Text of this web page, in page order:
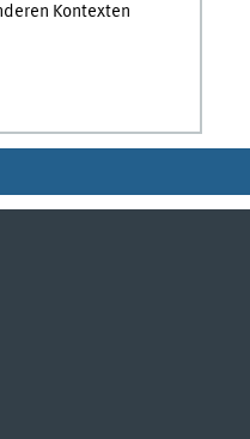
Kontexten